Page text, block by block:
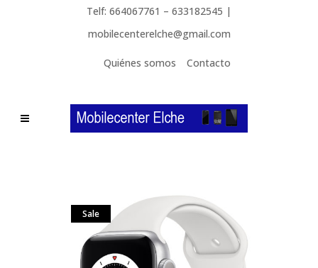
Telf: 664067761 – 633182545 |
mobilecenterelche@gmail.com
Quiénes somos Contacto
Sale